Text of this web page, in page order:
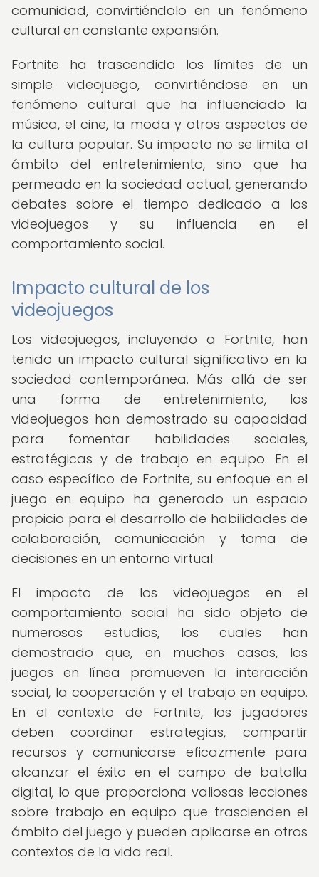
comunidad, convirtiéndolo en un fenómeno
cultural en constante expansión.
Fortnite ha trascendido los límites de un
simple videojuego, convirtiéndose en un
fenómeno cultural que ha influenciado la
música, el cine, la moda y otros aspectos de
la cultura popular. Su impacto no se limita al
ámbito del entretenimiento, sino que ha
permeado en la sociedad actual, generando
debates sobre el tiempo dedicado a los
videojuegos y su influencia en el
comportamiento social.
Impacto cultural de los
videojuegos
Los videojuegos, incluyendo a Fortnite, han
tenido un impacto cultural significativo en la
sociedad contemporánea. Más allá de ser
una forma de entretenimiento, los
videojuegos han demostrado su capacidad
para fomentar habilidades sociales,
estratégicas y de trabajo en equipo. En el
caso específico de Fortnite, su enfoque en el
juego en equipo ha generado un espacio
propicio para el desarrollo de habilidades de
colaboración, comunicación y toma de
decisiones en un entorno virtual.
El impacto de los videojuegos en el
comportamiento social ha sido objeto de
numerosos estudios, los cuales han
demostrado que, en muchos casos, los
juegos en línea promueven la interacción
social, la cooperación y el trabajo en equipo.
En el contexto de Fortnite, los jugadores
deben coordinar estrategias, compartir
recursos y comunicarse eficazmente para
alcanzar el éxito en el campo de batalla
digital, lo que proporciona valiosas lecciones
sobre trabajo en equipo que trascienden el
ámbito del juego y pueden aplicarse en otros
contextos de la vida real.